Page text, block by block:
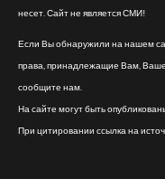
несет. Сайт не является СМИ!
Если Вы обнаружили на нашем
права, принадлежащие Вам,
сообщите нам.
На сайте могут быть
При цитировании ссылка на